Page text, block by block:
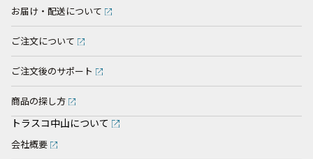
お届け・配送について
ご注文について
ご注文後のサポート
商品の探し方
トラスコ中山について
会社概要